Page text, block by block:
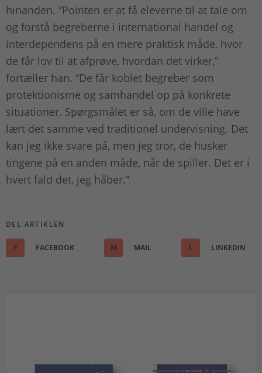
hinanden. “Pointen er at få eleverne til at tale om
og forstå begreberne i international handel og
interdependens på en mere praktisk måde, hvor
de får lov til at afprøve, hvordan det virker,”
fortæller han. “De får koblet begreber som
protektionisme og samhandel op på konkrete
situationer. Spørgsmålet er så, om de ville have
lært det samme ved traditionel undervisning. Det
kan jeg ikke svare på, men jeg tror, de husker
tingene på en anden måde, når de spiller. Det er i
hvert fald det, jeg håber.”
DEL ARTIKLEN
F FACEBOOK M MAIL L LINKEDIN